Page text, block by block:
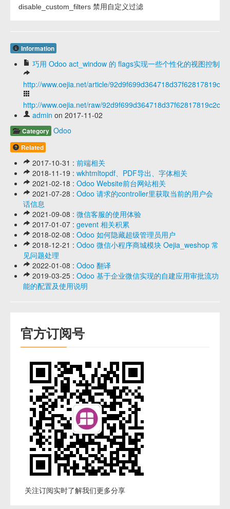
disable_custom_filters 禁用自定义过滤
Information
巧用 Odoo act_window 的 flags实现一些个性化的视图控制
http://www.oejia.net/article/
http://www.oejia.net/raw/92d9f699d364718d37f62817819c2cbd
admin on 2017-11-02
Category Odoo
Related
2017-10-31 : 前端相关
2018-11-19 : wkhtmltopdf、PDF导出、字体相关
2021-02-18 : Odoo Website前台网站相关
2021-07-28 : Odoo 请求的controller里获取当前的用户会
话信息
2021-09-08 : 微信客服的使用体验
2017-01-07 : gevent 相关积累
2018-02-08 : Odoo 如何隐藏超级管理员用户
2018-12-21 : Odoo 微信小程序商城模块 Oejia_weshop 常
见问题处理
2022-01-08 : Odoo 翻译
2019-03-25 : Odoo 基于企业微信实现的自建应用审批流功
能的配置及使用说明
官方订阅号
关注订阅实时了解我们更多分享